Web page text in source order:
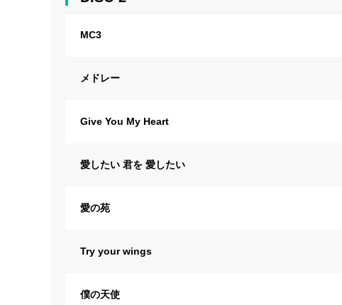
MC3
メドレー
Give You My Heart
愛したい 君を 愛したい
愛の苑
Try your wings
僕の天使